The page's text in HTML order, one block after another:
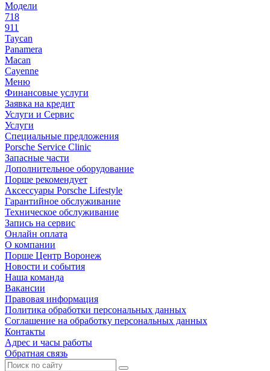
Модели
718
911
Taycan
Panamera
Macan
Cayenne
Меню
Финансовые услуги
Заявка на кредит
Услуги и Сервис
Услуги
Специальные предложения
Porsche Service Clinic
Запасные части
Дополнительное оборудование
Порше рекомендует
Аксессуары Porsche Lifestyle
Гарантийное обслуживание
Техническое обслуживание
Запись на сервис
Онлайн оплата
О компании
Порше Центр Воронеж
Новости и события
Наша команда
Вакансии
Правовая информация
Политика обработки персональных данных
Соглашение на обработку персональных данных
Контакты
Адрес и часы работы
Обратная связь